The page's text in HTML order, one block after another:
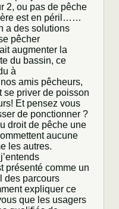
2, ou pas de pêche
est en péril……
a des solutions
pêcher
augmenter la
du bassin, ce
à
amis pêcheurs,
se priver de poisson
Et pensez vous
de ponctionner ?
droit de pêche une
aucune
les autres.
présenté comme un
des parcours
expliquer ce
que les usagers